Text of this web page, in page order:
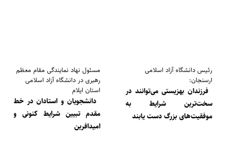
رئیس دانشگاه آزاد اسلامی
ارسنجان:
فرزندان بهزیستی می‌توانند در
سخت‌ترین شرایط به
موفقیت‌های بزرگ دست یابند
مسئول نهاد نمایندگی مقام معظم
رهبری در دانشگاه‌ آزاد اسلامی
استان ایلام
دانشجویان و استادان در خط
مقدم تبیین شرایط کنونی و
امیدافرین